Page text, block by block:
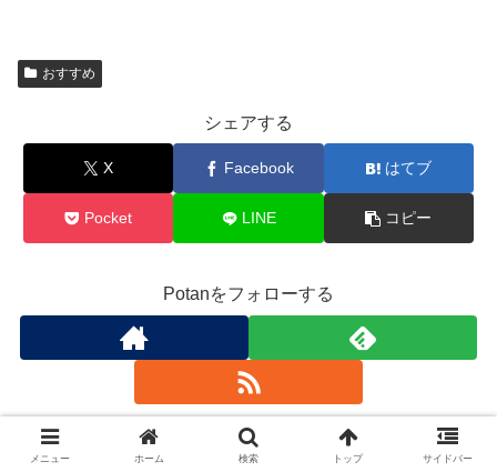
おすすめ
シェアする
X Facebook はてブ
Pocket LINE コピー
Potanをフォローする
Potan
メニュー ホーム 検索 トップ サイドバー